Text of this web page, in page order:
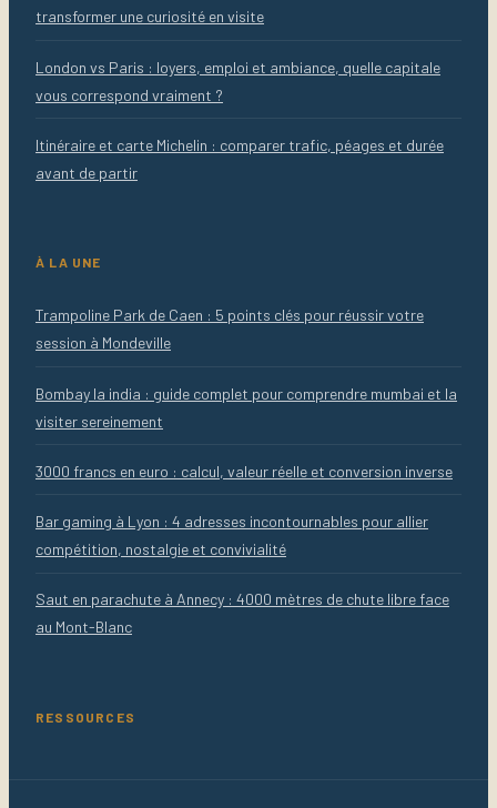
transformer une curiosité en visite
London vs Paris : loyers, emploi et ambiance, quelle capitale
vous correspond vraiment ?
Itinéraire et carte Michelin : comparer trafic, péages et durée
avant de partir
À LA UNE
Trampoline Park de Caen : 5 points clés pour réussir votre
session à Mondeville
Bombay la india : guide complet pour comprendre mumbai et la
visiter sereinement
3000 francs en euro : calcul, valeur réelle et conversion inverse
Bar gaming à Lyon : 4 adresses incontournables pour allier
compétition, nostalgie et convivialité
Saut en parachute à Annecy : 4000 mètres de chute libre face
au Mont-Blanc
RESSOURCES